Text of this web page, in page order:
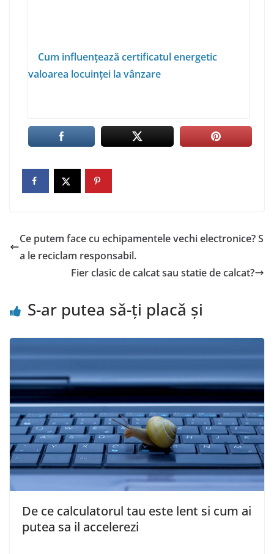
Cum influențează certificatul energetic
valoarea locuinței la vânzare
Ce putem face cu echipamentele vechi electronice? S
a le reciclam responsabil.
Fier clasic de calcat sau statie de calcat?
S-ar putea să-ți placă și
De ce calculatorul tau este lent si cum ai
putea sa il accelerezi